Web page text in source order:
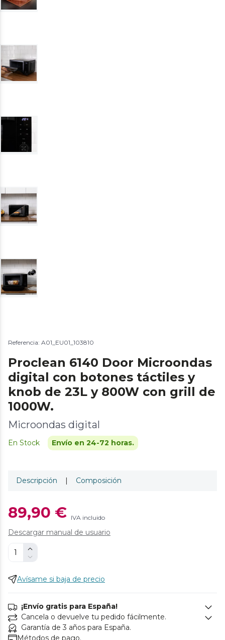
Referencia: A01_EU01_103810
Proclean 6140 Door Microondas
digital con botones táctiles y
knob de 23L y 800W con grill de
1000W.
Microondas digital
En Stock Envío en 24-72 horas.
Descripción | Composición
89,90 € IVA incluido
Descargar manual de usuario
Avísame si baja de precio
¡Envío gratis para España!
Cancela o devuelve tu pedido fácilmente.
Garantía de 3 años para España.
Métodos de pago.